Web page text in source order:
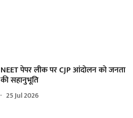
NEET पेपर लीक पर CJP आंदोलन को जनता
की सहानुभूति
25 Jul 2026